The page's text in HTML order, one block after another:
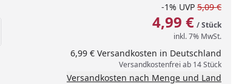
verringern
manuell eingeben
um eins erhöhen
-1% UVP 5,09 €
4,99 € / Stück
inkl. 7% MwSt.
6,99 € Versandkosten in Deutschland
Versandkostenfrei ab 14 Stück
Versandkosten nach Menge und Land